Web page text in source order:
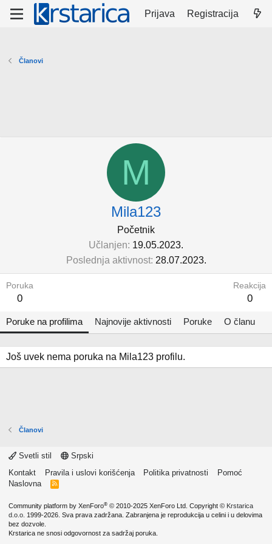
Prijava Registracija
Članovi
M
Mila123
Početnik
Učlanjen 19.05.2023.
Poslednja aktivnost 28.07.2023.
Poruka
0
Reakcija
0
Poruke na profilima Najnovije aktivnosti Poruke O članu
Još uvek nema poruka na Mila123 profilu.
Članovi
Svetli stil
Srpski
Kontakt
Pravila i uslovi korišćenja Politika privatnosti
Pomoć
Naslovna
R
Community platform by XenForo® © 2010-2025 XenForo Ltd. Copyright © Krstarica
d.o.o. 1999-2026. Sva prava zadržana. Zabranjena je reprodukcija u celini i u delovima
bez dozvole.
Krstarica ne snosi odgovornost za sadržaj poruka.